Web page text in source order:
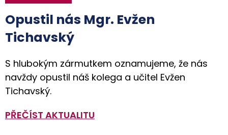
Opustil nás Mgr. Evžen
Tichavský
S hlubokým zármutkem oznamujeme, že nás
navždy opustil náš kolega a učitel Evžen
Tichavský.
PŘEČÍST AKTUALITU